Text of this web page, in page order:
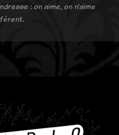
: on aime, on n’aime